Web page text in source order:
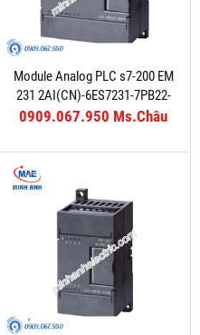
Module Analog PLC s7-200 EM
231 2AI(CN)-6ES7231-7PB22-
0XA8
0909.067.950 Ms.Châu